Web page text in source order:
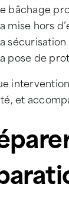
bâchage
mise hors
pose de
et